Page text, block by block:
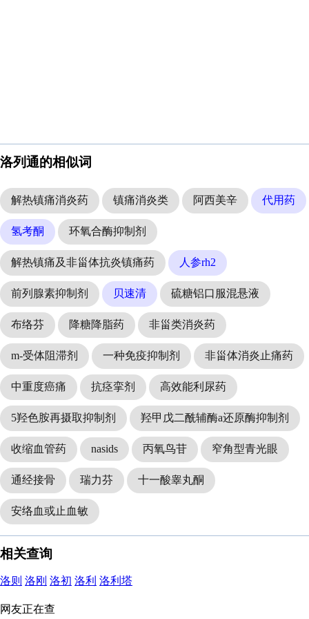
洛列通的相似词
解热镇痛消炎药 镇痛消炎类 阿西美辛 代用药
氢考酮 环氧合酶抑制剂
解热镇痛及非甾体抗炎镇痛药 人参rh2
前列腺素抑制剂 贝速清 硫糖铝口服混悬液
布络芬 降糖降脂药 非甾类消炎药
m-受体阻滞剂 一种免疫抑制剂 非甾体消炎止痛药
中重度癌痛 抗痉挛剂 高效能利尿药
5羟色胺再摄取抑制剂 羟甲戊二酰辅酶a还原酶抑制剂
收缩血管药 nasids 丙氧鸟苷 窄角型青光眼
通经接骨 瑞力芬 十一酸睾丸酮
安络血或止血敏
相关查询
洛则 洛刚 洛初 洛利 洛利塔
网友正在查